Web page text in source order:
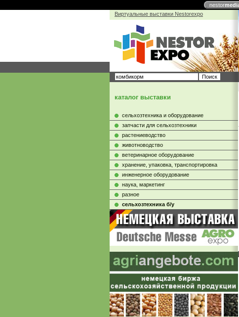
nestor
Виртуальные выставки Nestorexpo
каталог выставки
сельхозтехника и оборудование
запчасти для сельхозтехники
растениеводство
животноводство
ветеринарное оборудование
хранение, упаковка, транспортировка
инженерное оборудование
наука, маркетинг
разное
сельхозтехника б/у